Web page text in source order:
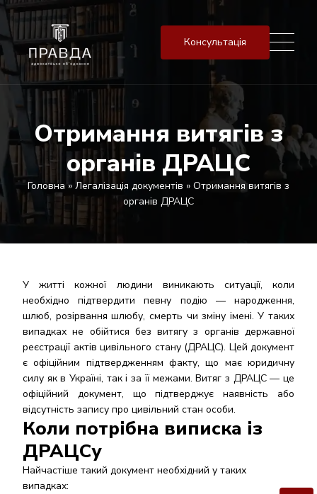
Консультація
Отримання витягів з
органів ДРАЦС
Головна» Легалізація документів » Отримання витягів з
органів ДРАЦС
У житті кожної людини виникають ситуації, коли
необхідно підтвердити певну подію — народження,
шлюб, розірвання шлюбу, смерть чи зміну імені. У таких
випадках не обійтися без витягу з органів державної
реєстрації актів цивільного стану (ДРАЦС). Цей документ
є офіційним підтвердженням факту, що має юридичну
силу як в Україні, так і за її межами. Витяг з ДРАЦС — це
офіційний документ, що підтверджує наявність або
відсутність запису про цивільний стан особи.
Коли потрібна виписка із
ДРАЦСу
Найчастіше такий документ необхідний у таких
випадках: